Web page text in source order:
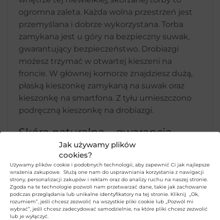
Jak używamy plików
cookies?
Używamy plików cookie i podobnych technologii, aby zapewnić Ci jak najlepsze
wrażenia zakupowe. Służą one nam do usprawniania korzystania z nawigacji
strony, personalizacji zakupów i reklam oraz do analizy ruchu na naszej stronie.
Zgoda na te technologie pozwoli nam przetwarzać dane, takie jak zachowanie
podczas przeglądania lub unikalne identyfikatory na tej stronie. Kliknij „Ok,
rozumiem”, jeśli chcesz zezwolić na wszystkie pliki cookie lub „Pozwól mi
wybrać”, jeśli chcesz zadecydować samodzielnie, na które pliki chcesz zezwolić
lub je wyłączyć.
ogromna zaleta. Każda wolna przestrzeń jest
przemyślana i dobrze wykorzystana. Torba
zamykana jest u góry na bezpieczny suwak,
gwarantujący bezpieczeństwo. Drobiazgi
możesz trzymać w otwartej kieszeni na
froncie. W głównej komorze znajdziesz dużą,
płaską kieszonkę zamykaną na suwak oraz
kieszonkę na smartfona. Z tyłu umieszczono
podręczną kieszonkę na drobiazgi.
Skóra naturalna – gwarancja
jakości i trwałości
Torba męska została uszyta z naturalnej
bydlęcej skóry licowej o charakterystycznym
sposobie obróbki „na sucho” – w skrócie
DDDM — Drum Dyed Dry Milled. Oznacza to,
że skóra w trakcie garbowania została